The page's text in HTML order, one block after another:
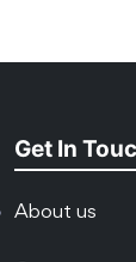
Get In
About us